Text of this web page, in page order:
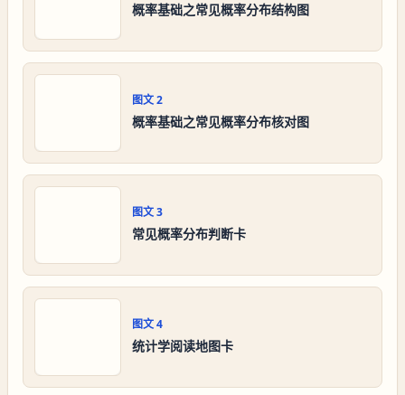
概率基础之常见概率分布结构图
图文2
概率基础之常见概率分布核对图
图文3
常见概率分布判断卡
图文4
统计学阅读地图卡